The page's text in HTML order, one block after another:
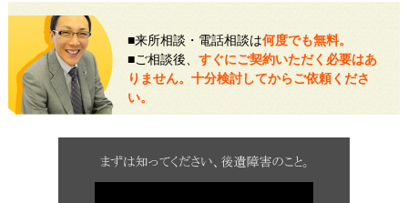
■来所相談・電話相談は何度でも無料。
■ご相談後、 すぐにご契約いただく必要はあ
りません。十分検討してからご依頼くださ
い。